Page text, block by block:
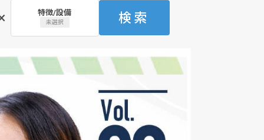
特徴/設備
未選択 検索